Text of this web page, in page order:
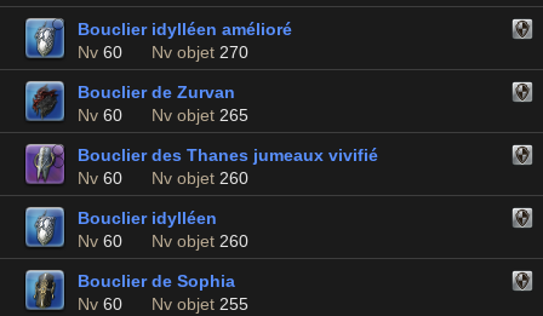
Bouclier idylléen amélioré
Nv 60 Nv objet 270
Bouclier de Zurvan
Nv 60 Nv objet 265
Bouclier des Thanes jumeaux vivifié
Nv 60 Nv objet 260
Bouclier idylléen
Nv 60 Nv objet 260
Bouclier de Sophia
Nv 60 Nv objet 255